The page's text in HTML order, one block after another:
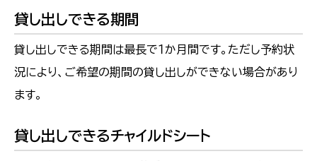
貸し出しできる期間
貸し出しできる期間は最長で１か月間です。ただし予約状
況により、ご希望の期間の貸し出しができない場合があり
ます。
貸し出しできるチャイルドシート